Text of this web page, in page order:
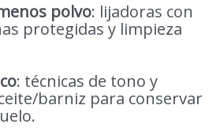
polvo: lijadoras con
protegidas y limpieza
: técnicas de tono y
barniz para conservar